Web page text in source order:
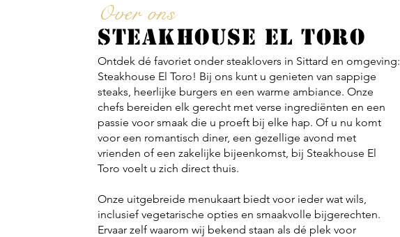
STEAKHOUSE EL TORO
Over ons
Ontdek dé favoriet onder steaklovers in Sittard en omgeving:
Steakhouse El Toro! Bij ons kunt u genieten van sappige
steaks, heerlijke burgers en een warme ambiance. Onze
chefs bereiden elk gerecht met verse ingrediënten en een
passie voor smaak die u proeft bij elke hap. Of u nu komt
voor een romantisch diner, een gezellige avond met
vrienden of een zakelijke bijeenkomst, bij Steakhouse El
Toro voelt u zich direct thuis.
Onze uitgebreide menukaart biedt voor ieder wat wils,
inclusief vegetarische opties en smaakvolle bijgerechten.
Ervaar zelf waarom wij bekend staan als dé plek voor